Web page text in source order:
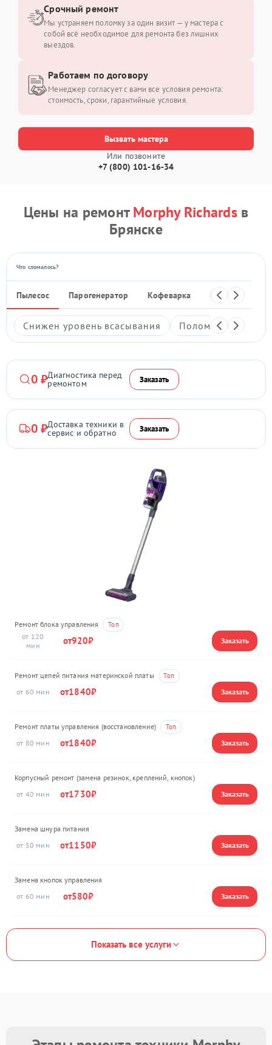
Вызвать мастера
Или позвоните
+7 (800) 101-16-34
Срочный ремонт
Мы устраняем поломку за один визит — у мастера с
собой всё необходимое для ремонта без лишних
выездов.
Работаем по договору
Менеджер согласует с вами все условия ремонта:
стоимость, сроки, гарантийные условия.
Цены на ремонтMorphy Richardsв
Брянске
Что сломалось?
Пылесос Парогенератор Кофеварка Кухонный
Снижен уровень всасывания Поломка кнопки
0 ₽Диагностика перед
ремонтом Заказать
0 ₽Доставка техники в
сервис и обратно Заказать
Ремонт блока управления
120
920
Ремонт цепей питания материнской платы
60
1840
Ремонт платы управления (восстановление)
80
1840
Корпусный ремонт (замена резинок, креплений, кнопок)
40
1730
Замена шнура питания
50
1150
Замена кнопок управления
60
580
Показать все услуги